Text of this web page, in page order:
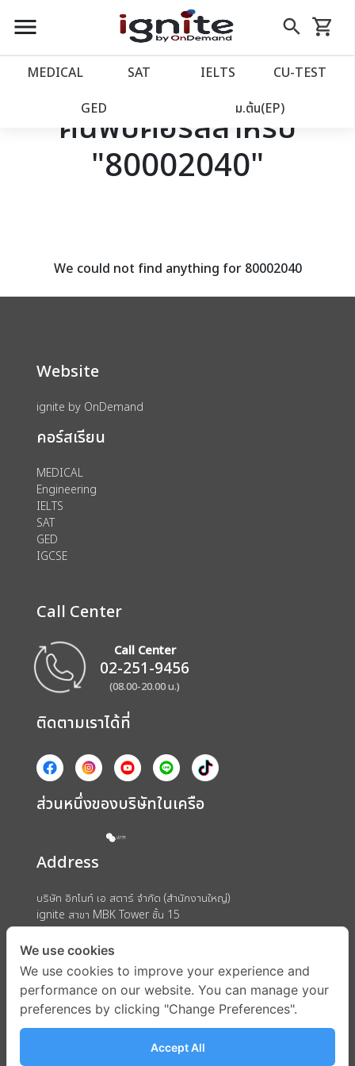
close
account_balance หน้าแรก
เว็บไซต์อิกไนท์
โปรโมชั่น
assignment ลงทะเบียน
menu search
Skip
to
shopping_cart
รถเข็น
MEDICAL SAT IELTS CU‑TEST
GED ม.ต้น(EP)
ค้นพบคอร์สสำหรับ
"80002040"
We could not find anything for 80002040
Website
ignite by OnDemand
คอร์สเรียน
MEDICAL
Engineering
IELTS
SAT
GED
IGCSE
Call Center
Call Center
02-251-9456
(08.00-20.00 น.)
ติดตามเราได้ที่
ส่วนหนึ่งของบริษัทในเครือ
Address
บริษัท อิกไนท์ เอ สตาร์ จำกัด (สำนักงานใหญ่)
ignite สาขา MBK Tower ชั้น 15
ถนนพญาไท แขวงวังใหม่ เขตปทุมวัน กรุงเทพมหานคร 10330
We use cookies
We use cookies to improve your experience and
performance on our website. You can manage your
preferences by clicking "Change Preferences".
Accept All